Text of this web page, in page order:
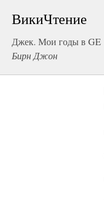
ВикиЧтение
Джек. Мои годы в GE
Бирн Джон